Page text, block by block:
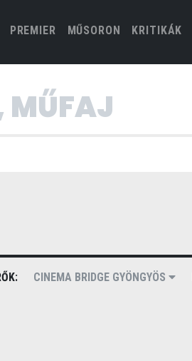
PREMIER MŰSORON KRITIKÁK
CINEMA BRIDGE GYÖNGYÖS